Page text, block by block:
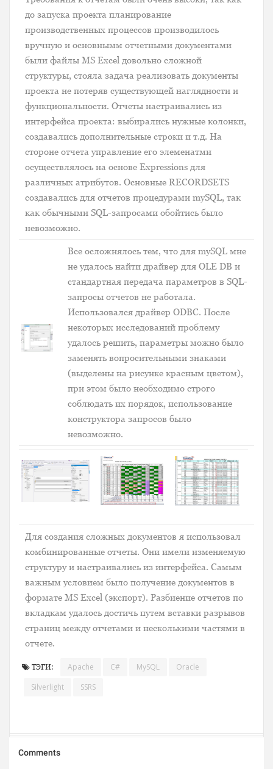
до запуска проекта планирование
производственных процессов производилось
вручную и основнымм отчетными документами
были файлы MS Excel довольно сложной
структуры, стояла задача реализовать документы
проекта не потеряв существующей наглядности и
функциональности. Отчеты настраивались из
интерфейса проекта: выбирались нужные колонки,
создавались дополнительные строки и т.д. На
стороне отчета управление его элеменатми
осуществлялось на основе Expressions для
различных атрибутов. Основные RECORDSETS
создавались для отчетов процедурами mySQL, так
как обычными SQL-запросами обойтись было
невозможно.
Все осложнялось тем, что для mySQL мне
не удалось найти драйвер для OLE DB и
стандартная передача параметров в SQL-
запросы отчетов не работала.
Использовался драйвер ODBC. После
некоторых исследований проблему
удалось решить, параметры можно было
заменять вопросительными знаками
(выделены на рисунке красным цветом),
при этом было необходимо строго
соблюдать их порядок, использование
конструктора запросов было
невозможно.
Для создания сложных документов я использовал
комбинированные отчеты. Они имели изменяемую
структуру и настраивались из интерфейса. Самым
важным условием было получение документов в
формате MS Excel (экспорт). Разбиение отчетов по
вкладкам удалось достичь путем вставки разрывов
страниц между отчетами и несколькими частями в
отчете.
ТЭГИ: Apache C# MySQL
Oracle
Silverlight
SSRS